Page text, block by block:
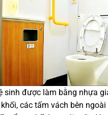
sinh được làm bằng nhựa
các tấm vách bên